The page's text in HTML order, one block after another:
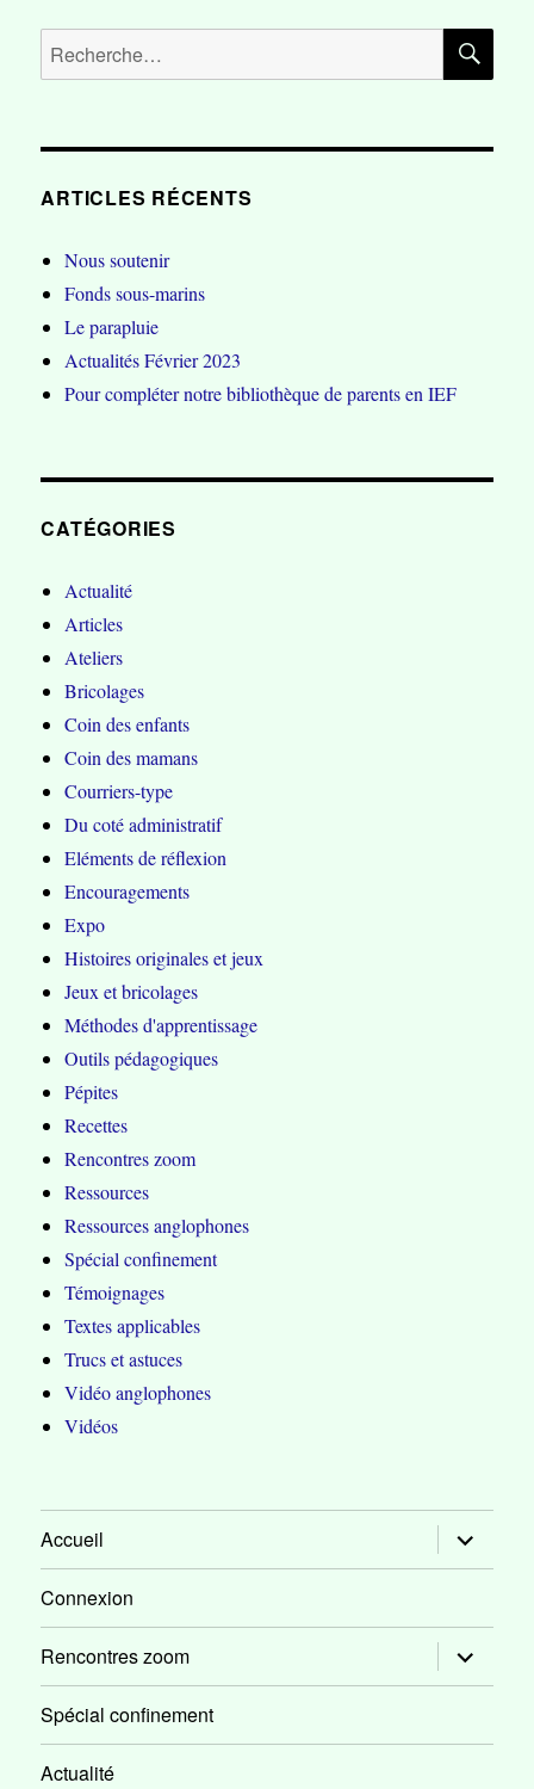
Recherche
pour :
ARTICLES RÉCENTS
Nous soutenir
Fonds sous-marins
Le parapluie
Actualités Février 2023
Pour compléter notre bibliothèque de parents en IEF
CATÉGORIES
Actualité
Articles
Ateliers
Bricolages
Coin des enfants
Coin des mamans
Courriers-type
Du coté administratif
Eléments de réflexion
Encouragements
Expo
Histoires originales et jeux
Jeux et bricolages
Méthodes d'apprentissage
Outils pédagogiques
Pépites
Recettes
Rencontres zoom
Ressources
Ressources anglophones
Spécial confinement
Témoignages
Textes applicables
Trucs et astuces
Vidéo anglophones
Vidéos
Accueil ouvrir
le
sous-
Connexion
Rencontres zoom ouvrir
le
sous-
Spécial confinement
Actualité